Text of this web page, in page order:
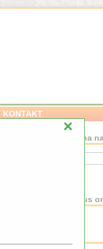
KONTAKT
Pretplatite se na
Connect with us
×